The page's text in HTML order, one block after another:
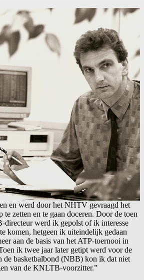
en werd door het NHTV gevraagd het
te zetten en te gaan doceren. Door de toen
directeur werd ik gepolst of ik interesse
komen, hetgeen ik uiteindelijk gedaan
aan de basis van het ATP-toernooi in
ik twee jaar later getipt werd voor de
de basketbalbond (NBB) kon ik dat niet
van de KNLTB-voorzitter.”